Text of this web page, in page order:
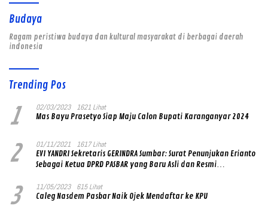
Budaya
Ragam peristiwa budaya dan kultural masyarakat di berbagai daerah
indonesia
Trending Pos
1 02/03/2023 1621 Lihat
Mas Bayu Prasetyo Siap Maju Calon Bupati Karanganyar 2024
2 01/11/2021 1617 Lihat
EVI YANDRI Sekretaris GERINDRA Sumbar: Surat Penunjukan Erianto
Sebagai Ketua DPRD PASBAR yang Baru Asli dan Resmi
3 11/05/2023 615 Lihat
Caleg Nasdem Pasbar Naik Ojek Mendaftar ke KPU